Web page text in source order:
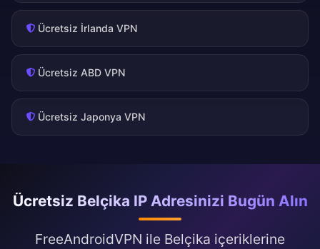
Ücretsiz İrlanda VPN
Ücretsiz ABD VPN
Ücretsiz Japonya VPN
Ücretsiz Belçika IP Adresinizi Bugün Alın
FreeAndroidVPN ile Belçika içeriklerine